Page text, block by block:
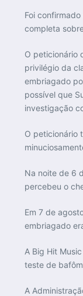
Foi
completa
O peticionário
privilégio da
embriagado
possível que
investigação
O peticionário
Na noite de 6
percebeu o
Em 7 de
embriagado
A Big Hit
teste de
A